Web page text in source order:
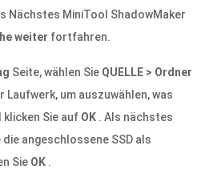
Nächstes MiniTool ShadowMaker
weiter fortfahren.
Seite, wählen Sie QUELLE > Ordner
Laufwerk, um auszuwählen, was
Sie auf OK . Als nächstes
die angeschlossene SSD als
Sie OK .